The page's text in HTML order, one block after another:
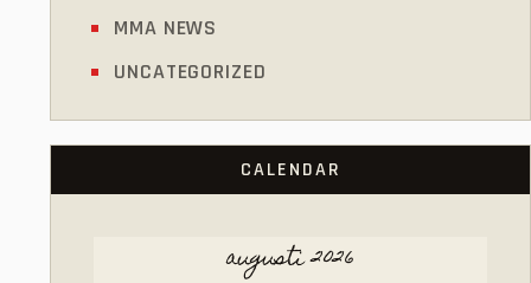
MMA NEWS
UNCATEGORIZED
CALENDAR
augusti 2026